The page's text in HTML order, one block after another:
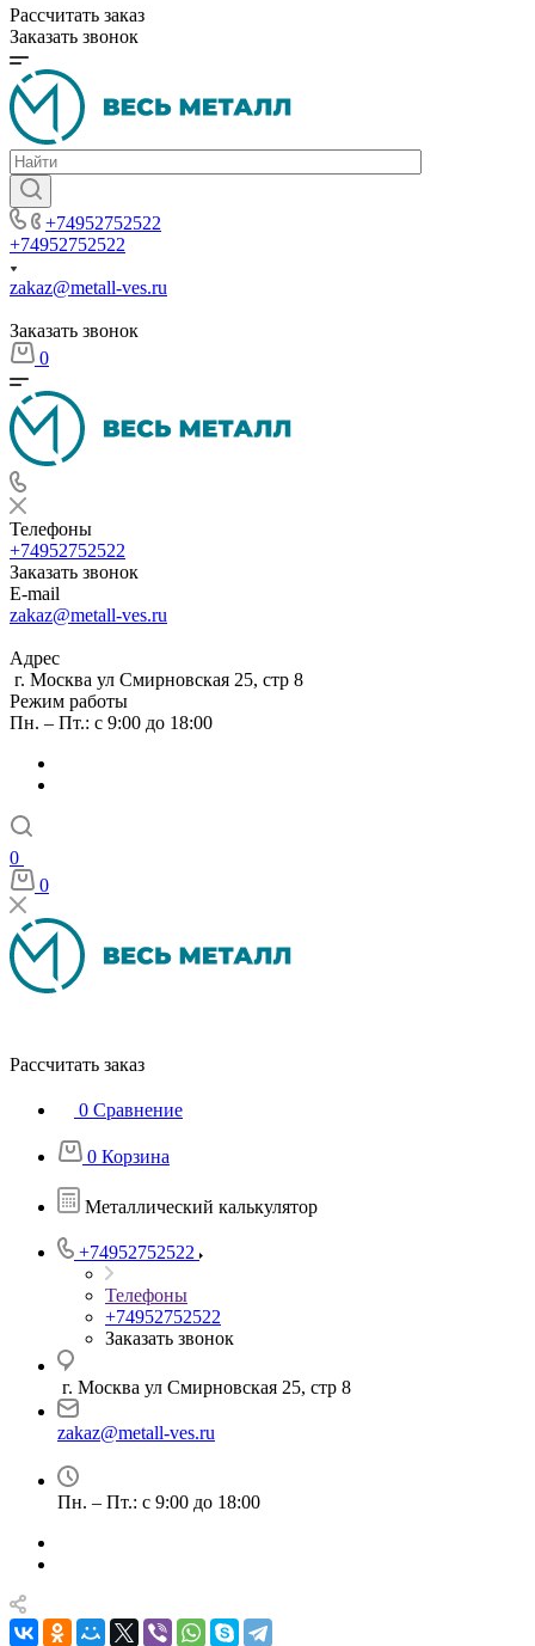
Рассчитать заказ
Заказать звонок
+74952752522
+74952752522
zakaz@metall-ves.ru
Заказать звонок
0
Телефоны
+74952752522
Заказать звонок
E-mail
zakaz@metall-ves.ru
Адрес
г. Москва ул Смирновская 25, стр 8
Режим работы
Пн. – Пт.: с 9:00 до 18:00
0
0
Рассчитать заказ
0 Сравнение
0 Корзина
Металлический калькулятор
+74952752522
Телефоны
+74952752522
Заказать звонок
г. Москва ул Смирновская 25, стр 8
zakaz@metall-ves.ru
Пн. – Пт.: с 9:00 до 18:00